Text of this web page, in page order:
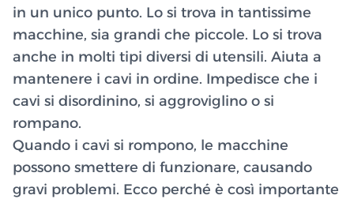
in un unico punto. Lo si trova in tantissime
macchine, sia grandi che piccole. Lo si trova
anche in molti tipi diversi di utensili. Aiuta a
mantenere i cavi in ordine. Impedisce che i
cavi si disordinino, si aggroviglino o si
rompano.
Quando i cavi si rompono, le macchine
possono smettere di funzionare, causando
gravi problemi. Ecco perché è così importante